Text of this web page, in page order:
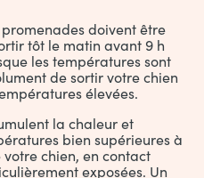
doivent être
tôt le matin avant 9 h
les températures sont
de sortir votre chien
élevées.
la chaleur et
bien supérieures à
chien, en contact
exposées. Un